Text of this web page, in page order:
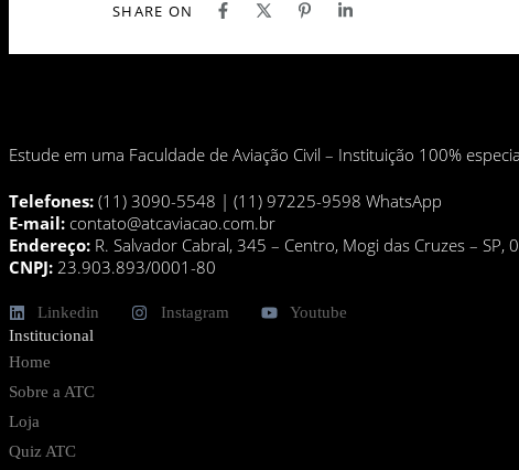
SHARE ON
Estude em uma Faculdade de Aviação Civil – Instituição 100%
Telefones: (11) 3090-5548 | (11) 97225-9598 WhatsApp
E-mail: contato@atcaviacao.com.br
Endereço: R. Salvador Cabral, 345 – Centro, Mogi das Cruzes – SP,
CNPJ: 23.903.893/0001-80
Linkedin Instagram
Youtube
Institucional
Home
Sobre a ATC
Loja
Quiz ATC